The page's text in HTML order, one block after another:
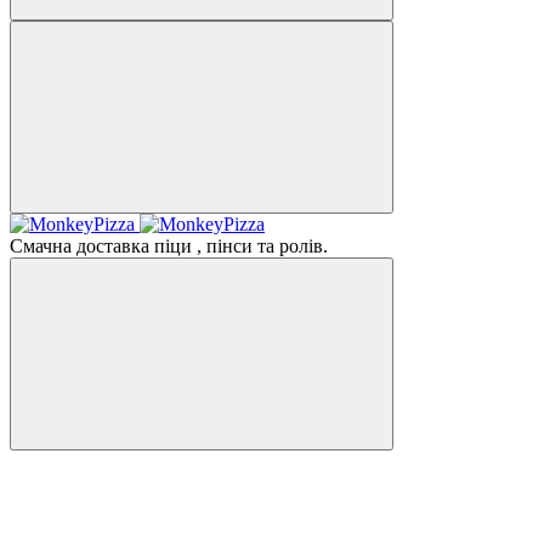
Смачна доставка піци , пінси та ролів.